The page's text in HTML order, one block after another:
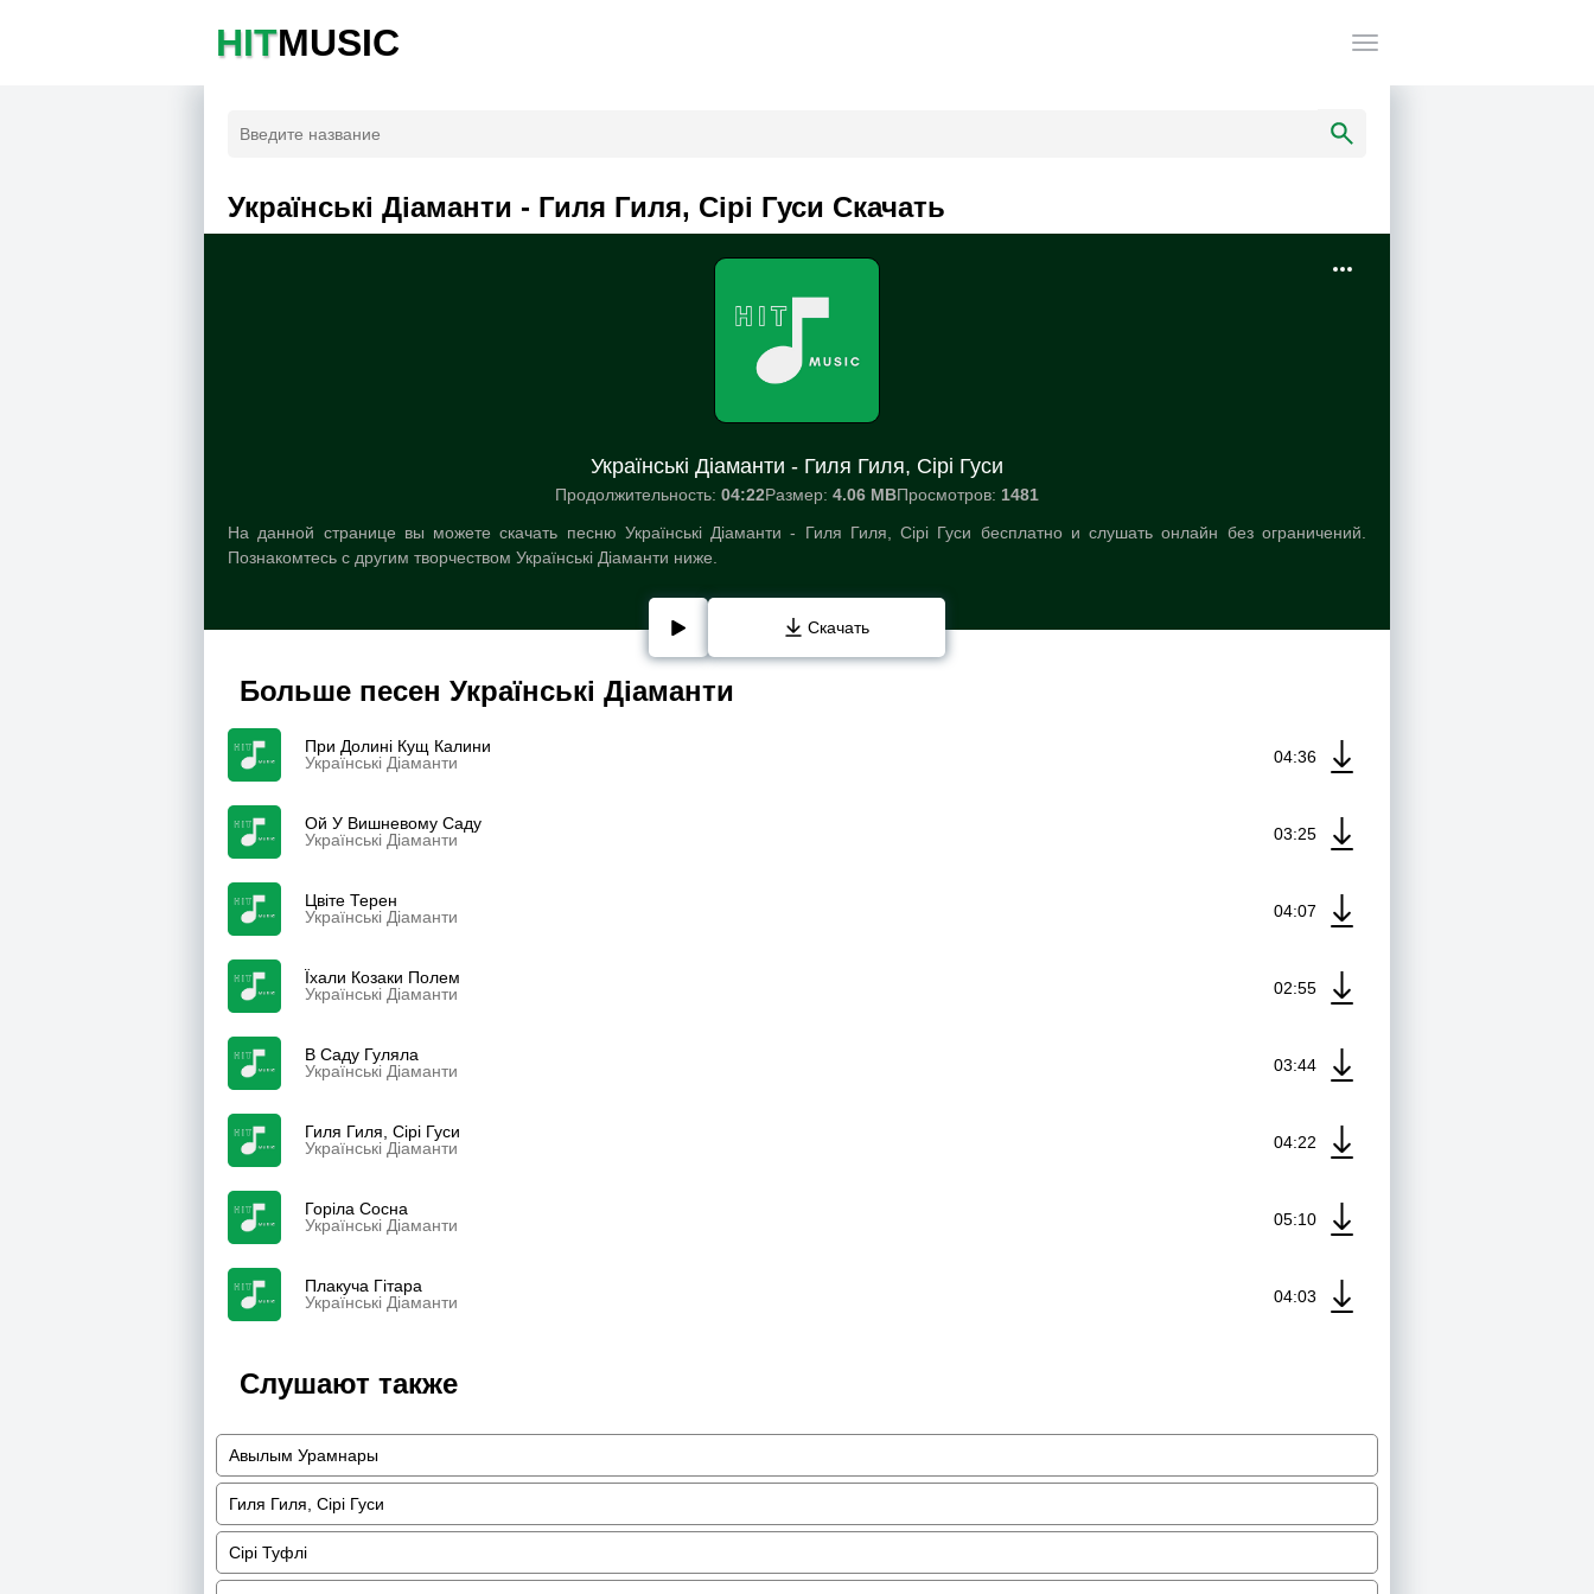
HITMUSIC
Українські Діаманти - Гиля Гиля, Сірі Гуси Скачать
Українські Діаманти - Гиля Гиля, Сірі Гуси
Продолжительность: 04:22Размер: 4.06 MBПросмотров: 1481
На данной странице вы можете скачать песню Українські Діаманти - Гиля Гиля, Сірі Гуси бесплатно и слушать онлайн без ограничений.
Познакомтесь с другим творчеством Українські Діаманти ниже.
Скачать
Больше песен Українські Діаманти
При Долині Кущ Калини
Українські Діаманти
04:36
Ой У Вишневому Саду
Українські Діаманти
03:25
Цвіте Терен
Українські Діаманти
04:07
Їхали Козаки Полем
Українські Діаманти
02:55
В Саду Гуляла
Українські Діаманти
03:44
Гиля Гиля, Сірі Гуси
Українські Діаманти
04:22
Горіла Сосна
Українські Діаманти
05:10
Плакуча Гітара
Українські Діаманти
04:03
Слушают также
Авылым Урамнары
Гиля Гиля, Сірі Гуси
Сірі Туфлі